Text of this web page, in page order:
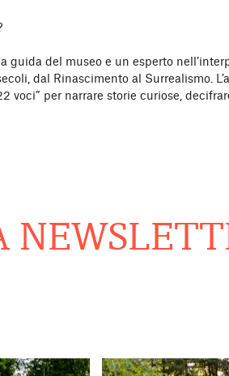
guida del museo e un esperto
dal Rinascimento al Surrealismo.
voci” per narrare storie curiose,